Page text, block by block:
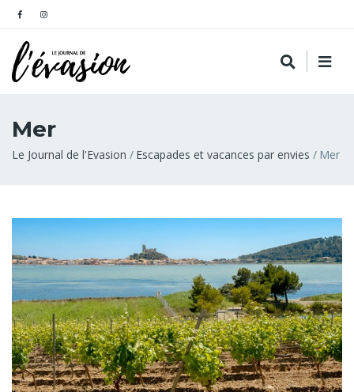
Mer
Fil
Le Journal de l'Evasion Escapades et vacances par envies Mer